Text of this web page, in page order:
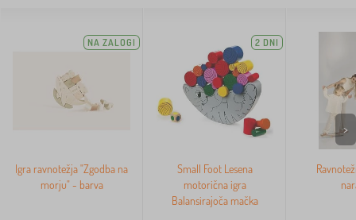
NA ZALOGI
Igra ravnotežja "Zgodba na
morju" - barva
2 DNI
Small Foot Lesena
motorična igra
Balansirajoča mačka
>